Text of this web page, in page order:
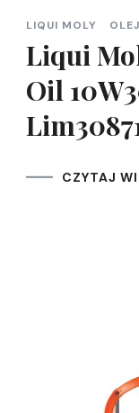
LIQUI MOLY
Liqui
Oil
CZYTAJ